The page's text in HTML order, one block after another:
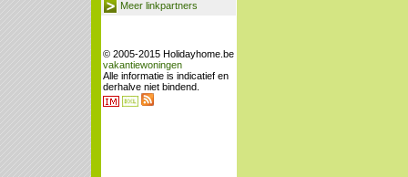
Meer linkpartners
© 2005-2015 Holidayhome.be
vakantiewoningen
Alle informatie is indicatief en
derhalve niet bindend.